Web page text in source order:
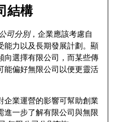
結構
司分別，企業應該考慮自
能力以及長期發展計劃。顯
向選擇有限公司，而某些傳
能偏好無限公司以便更靈活
企業運營的影響可幫助創業
進一步了解有限公司與無限